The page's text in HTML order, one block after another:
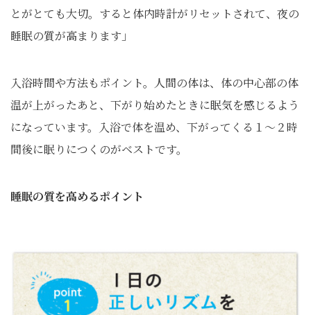
とがとても大切。すると体内時計がリセットされて、夜の
睡眠の質が高まります」
入浴時間や方法もポイント。人間の体は、体の中心部の体
温が上がったあと、下がり始めたときに眠気を感じるよう
になっています。入浴で体を温め、下がってくる１〜２時
間後に眠りにつくのがベストです。
睡眠の質を高めるポイント